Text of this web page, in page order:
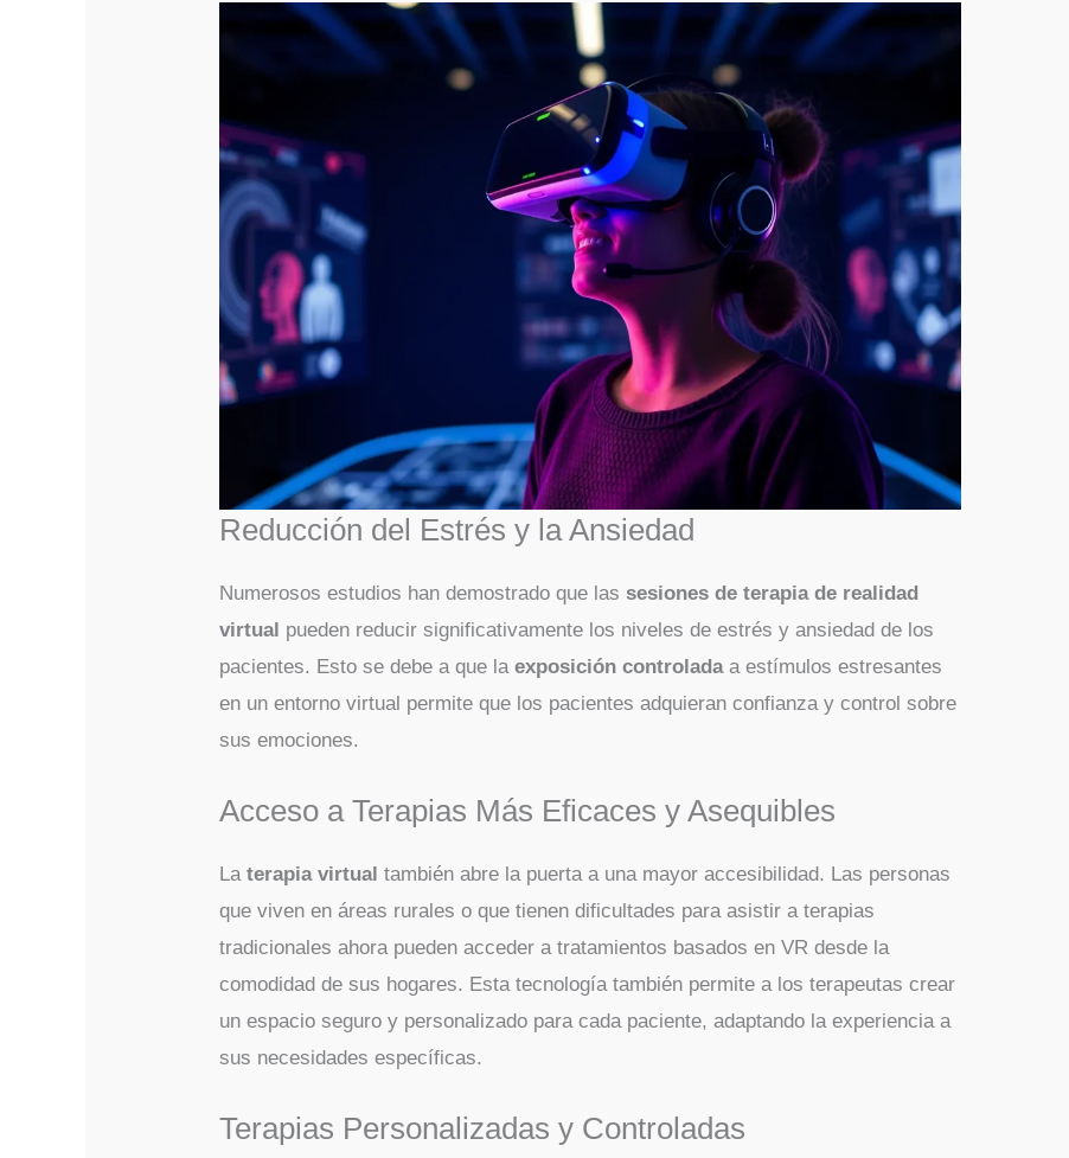
Reducción del Estrés y la Ansiedad
Numerosos estudios han demostrado que las sesiones de terapia de realidad
virtual pueden reducir significativamente los niveles de estrés y ansiedad de los
pacientes. Esto se debe a que laexposición controladaa estímulos estresantes
en un entorno virtual permite que los pacientes adquieran confianza y control sobre
sus emociones.
Acceso a Terapias Más Eficaces y Asequibles
Laterapia virtual también abre la puerta a una mayor accesibilidad. Las personas
que viven en áreas rurales o que tienen dificultades para asistir a terapias
tradicionales ahora pueden acceder a tratamientos basados en VR desde la
comodidad de sus hogares. Esta tecnología también permite a los terapeutas crear
un espacio seguro y personalizado para cada paciente, adaptando la experiencia a
sus necesidades específicas.
Terapias Personalizadas y Controladas